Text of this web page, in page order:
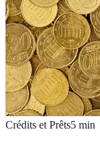
Crédits et Prêts5 min